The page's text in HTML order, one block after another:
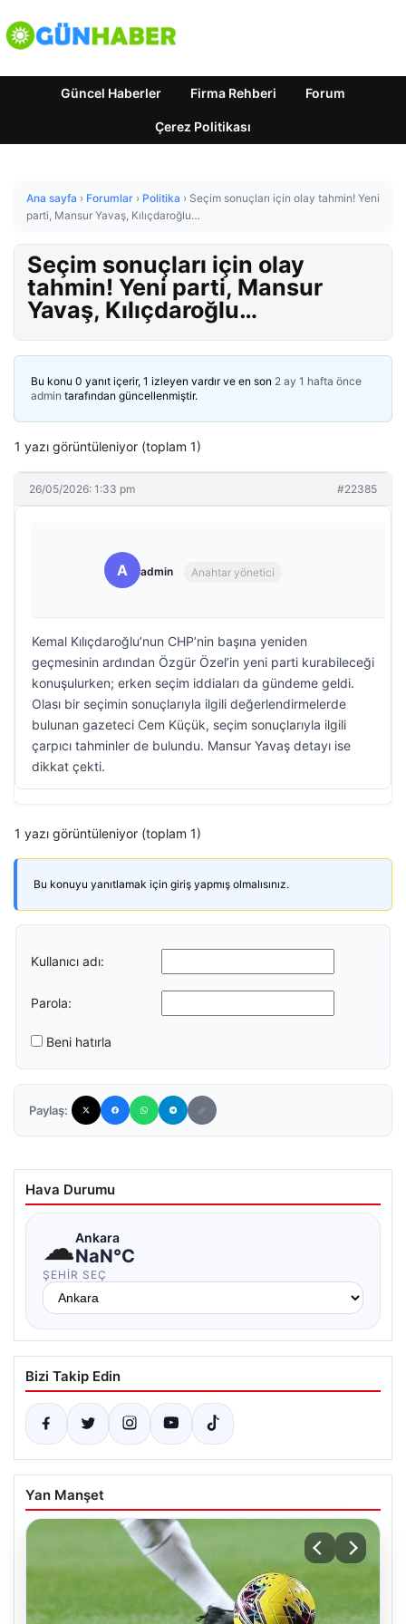
Güncel Haberler Firma Rehberi Forum
Çerez Politikası
Ana sayfa › Forumlar › Politika › Seçim sonuçları için olay tahmin! Yeni
parti, Mansur Yavaş, Kılıçdaroğlu…
Seçim sonuçları için olay
tahmin! Yeni parti, Mansur
Yavaş, Kılıçdaroğlu…
Bu konu 0 yanıt içerir, 1 izleyen vardır ve en son 2 ay 1 hafta önce
admin tarafından güncellenmiştir.
1 yazı görüntüleniyor (toplam 1)
26/05/2026: 1:33 pm #22385
A admin Anahtar yönetici
Kemal Kılıçdaroğlu’nun CHP’nin başına yeniden
geçmesinin ardından Özgür Özel’in yeni parti kurabileceği
konuşulurken; erken seçim iddiaları da gündeme geldi.
Olası bir seçimin sonuçlarıyla ilgili değerlendirmelerde
bulunan gazeteci Cem Küçük, seçim sonuçlarıyla ilgili
çarpıcı tahminler de bulundu. Mansur Yavaş detayı ise
dikkat çekti.
1 yazı görüntüleniyor (toplam 1)
Bu konuyu yanıtlamak için giriş yapmış olmalısınız.
Kullanıcı adı:
Parola:
Beni hatırla
Paylaş:
Hava Durumu
☁Ankara
NaN°C
ŞEHIR SEÇ
Bizi Takip Edin
Yan Manşet